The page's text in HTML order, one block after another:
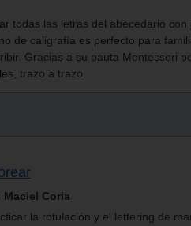
todas las letras del abecedario con
de caligrafía es perfecto para
Gracias a su pauta Montessori
trazo a trazo.
Maciel Coria
la rotulación y el lettering de